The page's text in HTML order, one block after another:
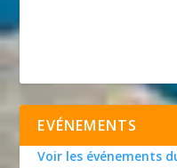
EVÉNEMENTS
Voir les événements